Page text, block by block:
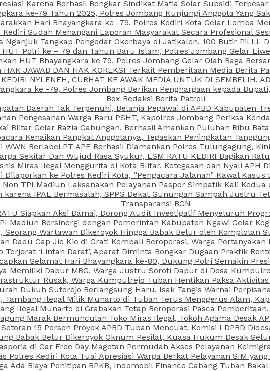
Karena Berhasil Bongkar Sindikat Mafia Solar Subsidi
ke-79 Tahun 2025, Polres Jombang Kunjungi Anggota Yang
Hari Bhayangkara ke -79, Polres Kediri Kota Gelar Lomba
Sudah Menangani Laporan Masyarakat Secara Profesional
Nganjuk Tangkap Pengedar Okerbaya di Jatikalen, 100 Butir Pil LL
Polri ke – 79 dan Tahun Baru Islam, Polres Jombang Gelar
HUT Bhayangkara ke 79, Polres Jombang Gelar Olah Raga
JAWAB DAN HAK KOREKSI Terkait Pemberitaan Media Berita
KEDIRI NYLENEH, CURHAT KE AWAK MEDIA UNTUK DI SEMBELIH,
ke -79, Polres Jombang Berikan Penghargaan kepada
Box Redaksi Berita Patroli
Daerah Tak Terpenuhi, Belanja Pegawai di APBD Kabupaten
Pengesahan Warga Baru PSHT, Kapolres Jombang Periksa
Blitar Gelar Razia Gabungan, Berhasil Amankan Puluhan Ribu
Kenaikan Pangkat Anggotanya, Tegaskan Peningkatan
Berlabel PT APE Berhasil Diamankan Polres Tulungagung,
Sekitar Dan Wujud Rasa Syukur, LSM RATU KEDIRI Bagikan
Miras Ilegal Menggurita di Kota Blitar, Ketegasan dan Nyali APH
Dilaporkan ke Polres Kediri Kota, “Pengacara Jalanan” Kawal Kasus
TPI Madiun Laksanakan Pelayanan Paspor Simpatik Kali
karena IPAL Bermasalah, SPPG Dekat Gunungan Sampah Justru
Transparansi BGN
Siapkan Aksi Damai, Dorong Audit Investigatif Menyeluruh
Madiun Bersinergi dengan Pemerintah Kabupaten Ngawi Gelar
Seorang Wartawan Dikeroyok Hingga Babak Belur oleh Komplotan
Dadu Cap Jie Kie di Grati Kembali Beroperasi, Warga
‘Lintah Darat’, Aparat Diminta Bongkar Dugaan Praktik
Selamat Hari Bhayangkara ke-80, Dukung Polri Semakin
Memiliki Dapur MBG, Warga Justru Soroti Dapur di Desa
Rusak, Warga Kumpulrejo Tuban Hentikan Paksa Aktivitas
Dukuh Sutorejo Berlangsung Haru, Isak Tangis Warnai
Tambang Ilegal Milik Munarto di Tuban Terus Menggerus Alam,
Ilegal Munarto di Grabakan Tetap Beroperasi Pasca
Marak Bermunculan Toko Miras Ilegal, Tokoh Agama Desak
15 Persen Proyek APBD Tuban Mencuat, Komisi I DPRD
Babak Belur Dikeroyok Oknum Pesilat, Kuasa Hukum Desak
di Car Free Day Magetan Permudah Akses Pelayanan
Polres Kediri Kota Tuai Apresiasi Warga Berkat Pelayanan SIM
Ada Biaya Penitipan BPKB, Indomobil Finance Cabang Tuban